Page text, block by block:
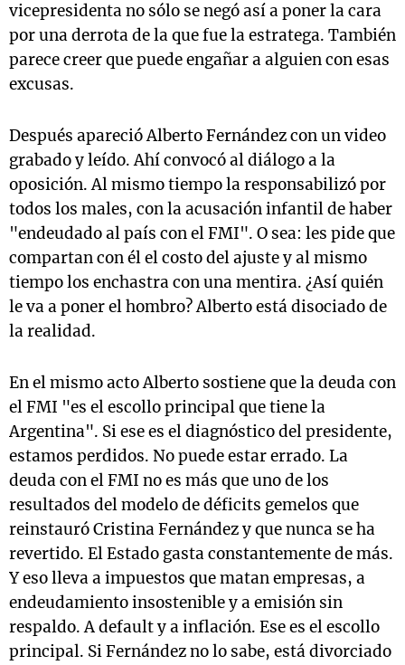
vicepresidenta no sólo se negó así a poner la cara
por una derrota de la que fue la estratega. También
parece creer que puede engañar a alguien con esas
excusas.
Después apareció Alberto Fernández con un video
grabado y leído. Ahí convocó al diálogo a la
oposición. Al mismo tiempo la responsabilizó por
todos los males, con la acusación infantil de haber
"endeudado al país con el FMI". O sea: les pide que
compartan con él el costo del ajuste y al mismo
tiempo los enchastra con una mentira. ¿Así quién
le va a poner el hombro? Alberto está disociado de
la realidad.
En el mismo acto Alberto sostiene que la deuda con
el FMI "es el escollo principal que tiene la
Argentina". Si ese es el diagnóstico del presidente,
estamos perdidos. No puede estar errado. La
deuda con el FMI no es más que uno de los
resultados del modelo de déficits gemelos que
reinstauró Cristina Fernández y que nunca se ha
revertido. El Estado gasta constantemente de más.
Y eso lleva a impuestos que matan empresas, a
endeudamiento insostenible y a emisión sin
respaldo. A default y a inflación. Ese es el escollo
principal. Si Fernández no lo sabe, está divorciado